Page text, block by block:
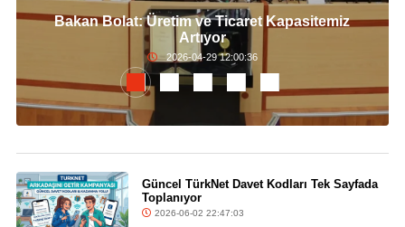
Bakan Bolat: Üretim ve Ticaret Kapasitemiz
Artıyor
2026-04-29 12:00:36
Güncel TürkNet Davet Kodları Tek Sayfada
Toplanıyor
2026-06-02 22:47:03